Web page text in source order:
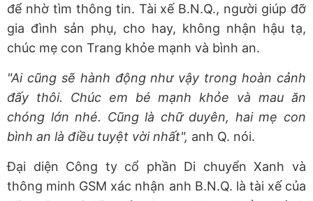
để nhờ tìm thông tin. Tài xế B.N.Q., người giúp đỡ
gia đình sản phụ, cho hay, không nhận hậu tạ,
chúc mẹ con Trang khỏe mạnh và bình an.
"Ai cũng sẽ hành động như vậy trong hoàn cảnh
đấy thôi. Chúc em bé mạnh khỏe và mau ăn
chóng lớn nhé. Cũng là chữ duyên, hai mẹ con
bình an là điều tuyệt vời nhất", anh Q. nói.
Đại diện Công ty cổ phần Di chuyển Xanh và
thông minh GSM xác nhận anh B.N.Q. là tài xế của